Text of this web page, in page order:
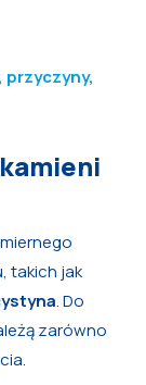
przyczyny,
takich jak
. Do
zarówno